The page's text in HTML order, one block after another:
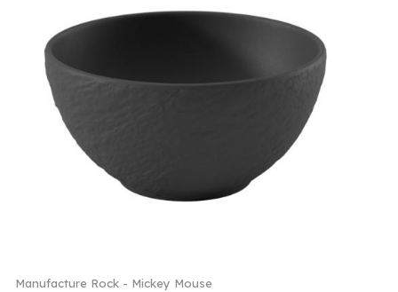
Manufacture Rock - Mickey Mouse